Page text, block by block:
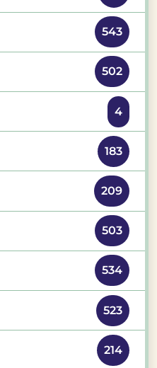
543
502
4
183
209
503
534
523
214